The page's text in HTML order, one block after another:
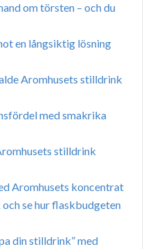
om törsten – och du
en långsiktig lösning
Aromhusets stilldrink
med smakrika
stilldrink
Aromhusets koncentrat
se hur flaskbudgeten
din stilldrink” med